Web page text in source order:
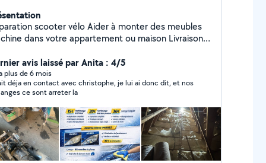
scooter vélo Aider à monter des meubles
dans votre appartement ou maison Livraison
Nettoyage voiture Rénovation de phare
avis laissé par Anita : 4/5
plus de 6 mois
déja en contact avec christophe, je lui ai donc dit, et nos
ce sont arreter la